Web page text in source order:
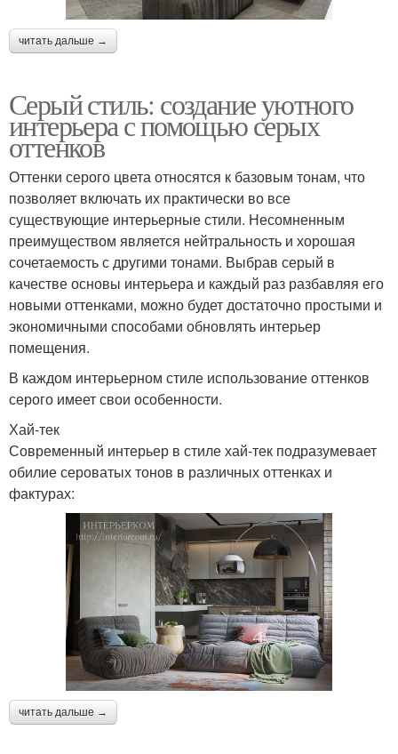
читать дальше →
Серый стиль: создание уютного
интерьера с помощью серых
оттенков
Оттенки серого цвета относятся к базовым тонам, что
позволяет включать их практически во все
существующие интерьерные стили. Несомненным
преимуществом является нейтральность и хорошая
сочетаемость с другими тонами. Выбрав серый в
качестве основы интерьера и каждый раз разбавляя его
новыми оттенками, можно будет достаточно простыми и
экономичными способами обновлять интерьер
помещения.
В каждом интерьерном стиле использование оттенков
серого имеет свои особенности.
Хай-тек
Современный интерьер в стиле хай-тек подразумевает
обилие сероватых тонов в различных оттенках и
фактурах:
читать дальше →